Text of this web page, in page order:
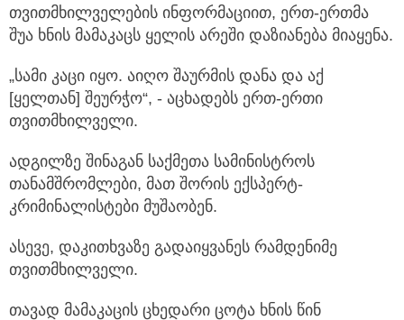
თვითმხილველების ინფორმაციით, ერთ-ერთმა
შუა ხნის მამაკაცს ყელის არეში დაზიანება მიაყენა.
„სამი კაცი იყო. აიღო შაურმის დანა და აქ
[ყელთან] შეურჭო“, - აცხადებს ერთ-ერთი
თვითმხილველი.
ადგილზე შინაგან საქმეთა სამინისტროს
თანამშრომლები, მათ შორის ექსპერტ-
კრიმინალისტები მუშაობენ.
ასევე, დაკითხვაზე გადაიყვანეს რამდენიმე
თვითმხილველი.
თავად მამაკაცის ცხედარი ცოტა ხნის წინ